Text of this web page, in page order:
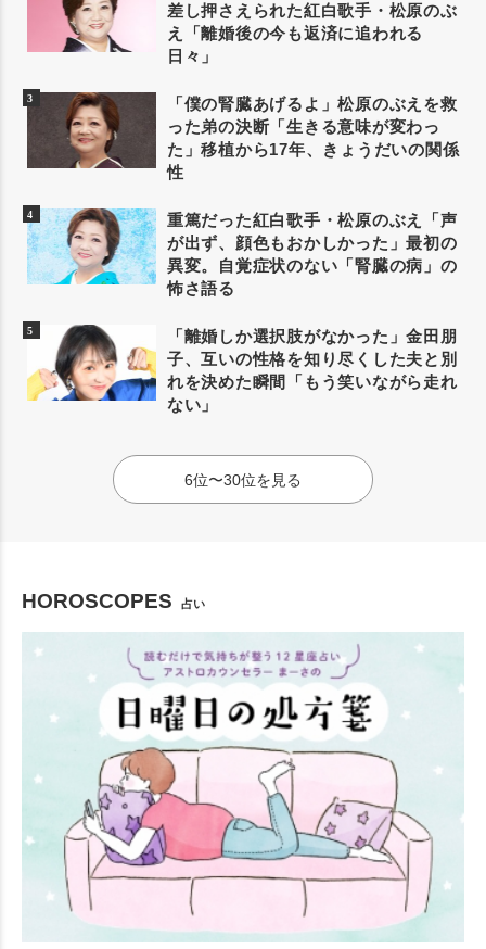
差し押さえられた紅白歌手・松原のぶ
え「離婚後の今も返済に追われる
日々」
「僕の腎臓あげるよ」松原のぶえを救
った弟の決断「生きる意味が変わっ
た」移植から17年、きょうだいの関係
性
重篤だった紅白歌手・松原のぶえ「声
が出ず、顔色もおかしかった」最初の
異変。自覚症状のない「腎臓の病」の
怖さ語る
「離婚しか選択肢がなかった」金田朋
子、互いの性格を知り尽くした夫と別
れを決めた瞬間「もう笑いながら走れ
ない」
6位〜30位を見る
HOROSCOPES 占い